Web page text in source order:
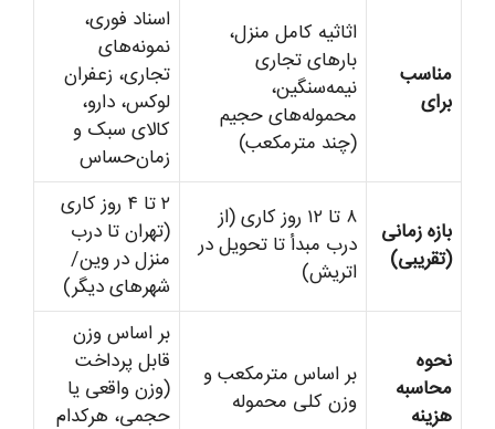
مناسب
برای
اثاثیه کامل منزل،
بارهای تجاری
نیمه‌سنگین،
محموله‌های حجیم
(چند مترمکعب)
اسناد فوری،
نمونه‌های
تجاری، زعفران
لوکس، دارو،
کالای سبک و
زمان‌حساس
بازه زمانی
(تقریبی)
۸ تا ۱۲ روز کاری (از
درب مبدأ تا تحویل در
اتریش)
۲ تا ۴ روز کاری
(تهران تا درب
منزل در وین/
شهرهای دیگر)
نحوه
محاسبه
هزینه
بر اساس مترمکعب و
وزن کلی محموله
بر اساس وزن
قابل پرداخت
(وزن واقعی یا
حجمی، هرکدام